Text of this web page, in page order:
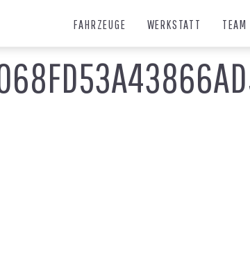
FAHRZEUGE WERKSTATT TEAM